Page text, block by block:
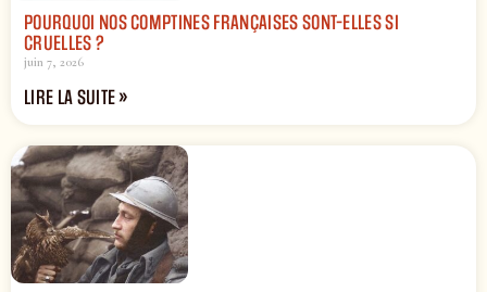
POURQUOI NOS COMPTINES FRANÇAISES SONT-ELLES SI
CRUELLES ?
juin 7, 2026
LIRE LA SUITE »